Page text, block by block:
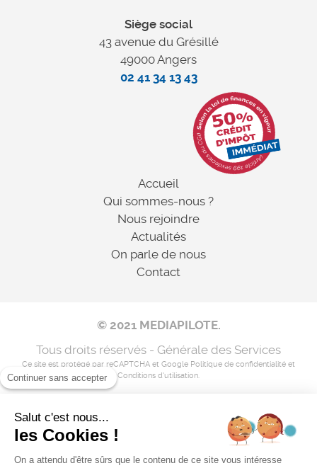
Siège social
43 avenue du Grésillé
49000 Angers
02 41 34 13 43
Accueil
Qui sommes-nous ?
Nous rejoindre
Actualités
On parle de nous
Contact
© 2021 MEDIAPILOTE.
Tous droits réservés - Générale des Services
Ce site est protégé par reCAPTCHA et Google Politique de confidentialité et
Conditions d'utilisation.
Continuer sans accepter
Salut c'est nous...
les Cookies !
On a attendu d'être sûrs que le contenu de ce site vous intéresse